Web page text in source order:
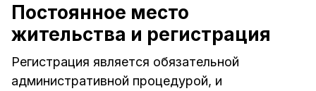
Постоянное место
жительства и регистрация
Регистрация является обязательной
административной процедурой, и